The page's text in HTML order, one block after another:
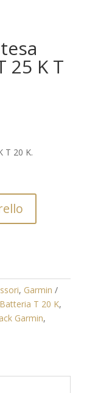
25 K T
T 20 K.
, Garmin
Batteria T 20 K,
Garmin,